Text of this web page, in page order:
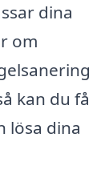
dina
om
kan du få
lösa dina